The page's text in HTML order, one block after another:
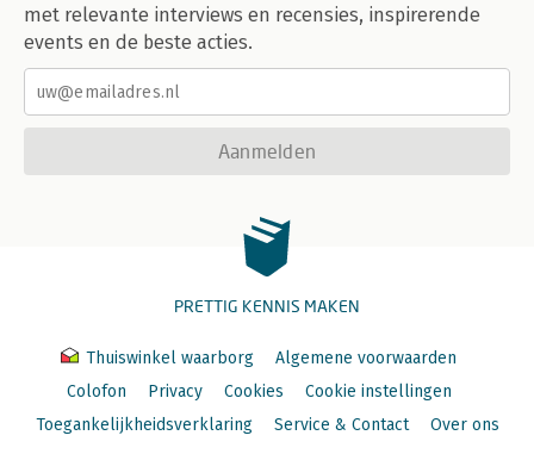
met relevante interviews en recensies, inspirerende
events en de beste acties.
Aanmelden
PRETTIG KENNIS MAKEN
Thuiswinkel waarborg
Algemene voorwaarden
Colofon
Privacy Cookies
Cookie instellingen
Toegankelijkheidsverklaring
Service & Contact Over ons